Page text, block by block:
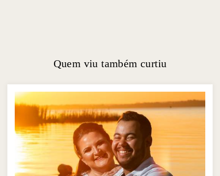
Quem viu também curtiu